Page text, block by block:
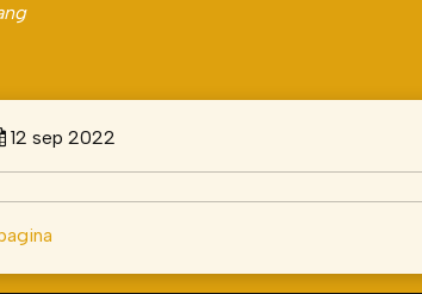
12 sep 2022